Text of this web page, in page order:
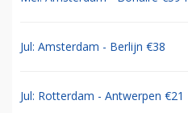
Jul: Amsterdam - Berlijn €38
Jul: Rotterdam - Antwerpen €21